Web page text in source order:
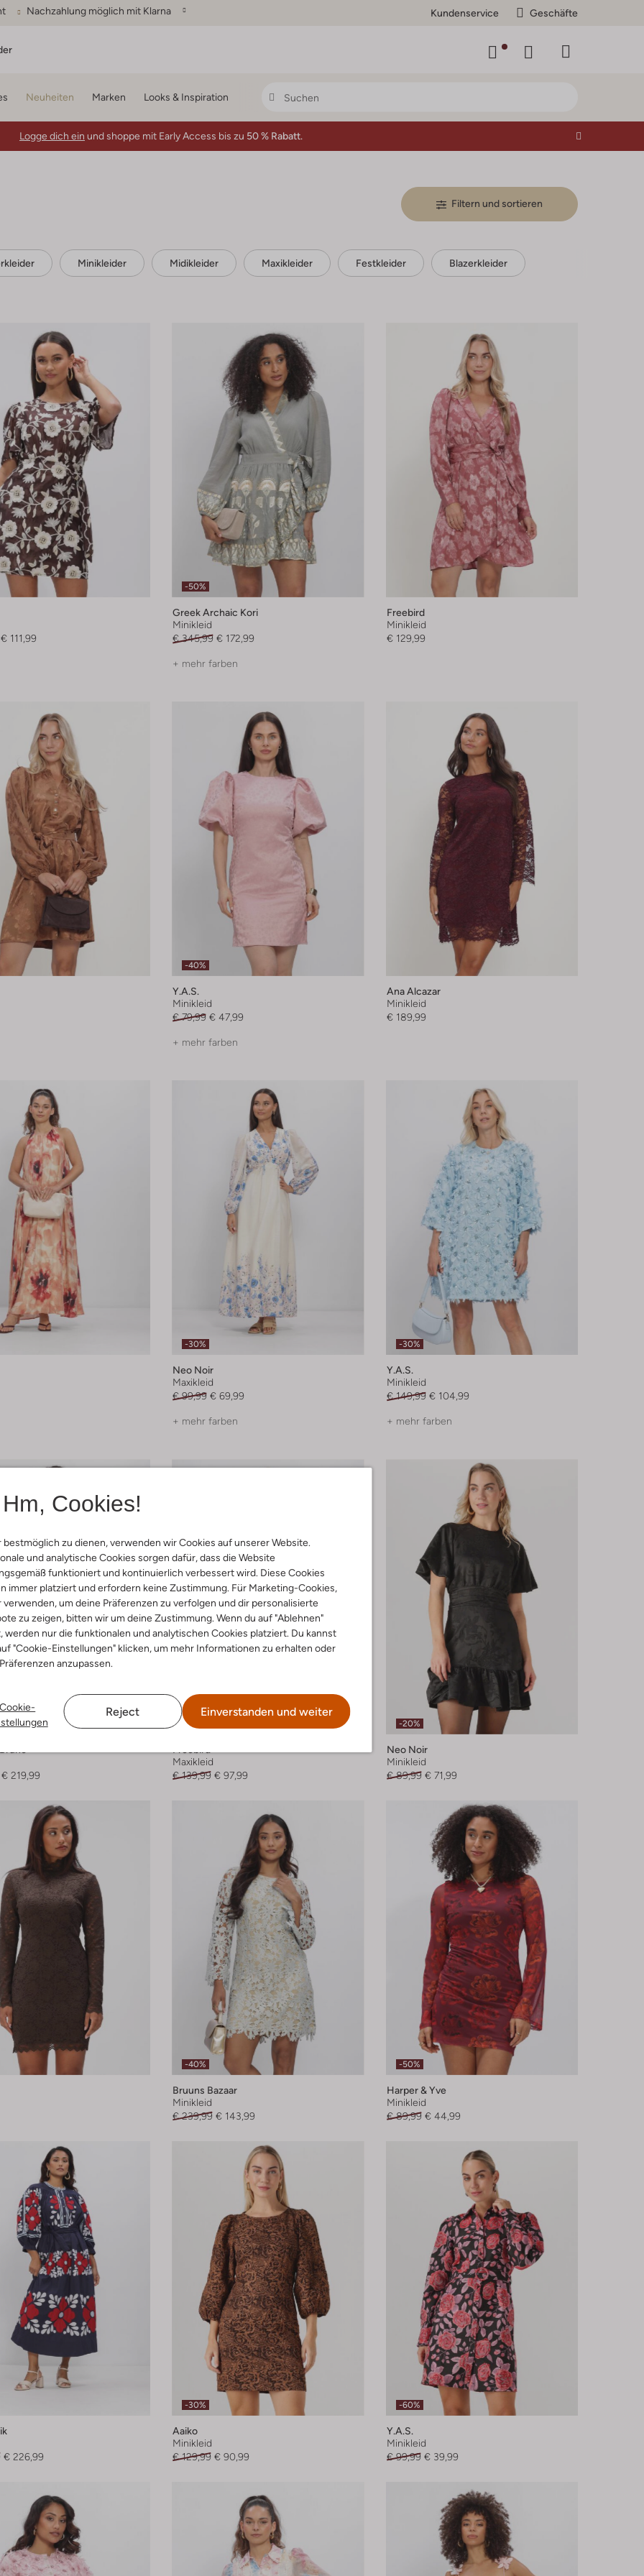
Nachzahlung möglich mit Klarna Kundenservice Geschäfte
Hm, Cookies!
bestmöglich zu dienen, verwenden wir Cookies auf unserer Website.
und analytische Cookies sorgen dafür, dass die Website
funktioniert und kontinuierlich verbessert wird. Diese Cookies
immer platziert und erfordern keine Zustimmung. Für Marketing-Cookies,
verwenden, um deine Präferenzen zu verfolgen und dir personalisierte
zu zeigen, bitten wir um deine Zustimmung. Wenn du auf "Ablehnen"
werden nur die funktionalen und analytischen Cookies platziert. Du kannst
"Cookie-Einstellungen" klicken, um mehr Informationen zu erhalten oder
anzupassen.
Cookie-
Reject Einverstanden und weiter
Neuheiten Marken Looks & Inspiration
Logge dich ein und shoppe mit Early Access bis zu 50 % Rabatt.
Filtern und sortieren
Minikleider Midikleider Maxikleider Festkleider Blazerkleider
€ 111,99
-50%
Greek Archaic Kori
Minikleid
€ 345,99 € 172,99
+ mehr farben
Freebird
Minikleid
€ 129,99
-40%
Y.a.s.
Minikleid
€ 79,99 € 47,99
+ mehr farben
Ana Alcazar
Minikleid
€ 189,99
-30%
Neo Noir
Maxikleid
€ 99,99 € 69,99
+ mehr farben
-30%
Y.a.s.
Minikleid
€ 149,99 € 104,99
+ mehr farben
€ 219,99
-30%
Maxikleid
€ 139,99 € 97,99
-20%
Neo Noir
Minikleid
€ 89,99 € 71,99
-40%
Bruuns Bazaar
Minikleid
€ 239,99 € 143,99
-50%
Harper & Yve
Minikleid
€ 89,99 € 44,99
€ 226,99
-30%
Aaiko
Minikleid
€ 129,99 € 90,99
-60%
Y.a.s.
Minikleid
€ 99,99 € 39,99